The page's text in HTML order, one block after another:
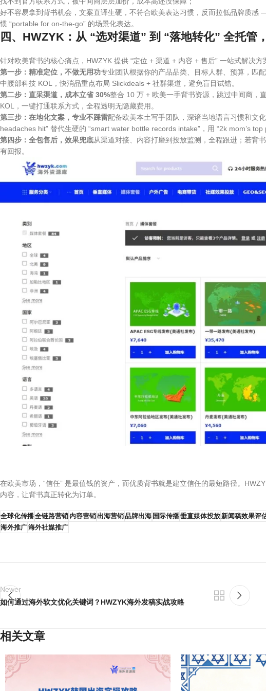
好不容易拿到背书机会，文案直译生硬，不符合欧美表达习惯，反而拉低品牌质感
惯 “portable for on-the-go” 的场景化表达。
四、HWZYK：从 “选对渠道” 到 “落地转化” 全托管
针对欧美背书的核心痛点，HWZYK 提供 “定位 + 渠道 + 内容 + 售后” 一站式解决方
第一步：精准定位，不做无用功专业团队根据你的产品品类、目标人群、预算，
中腰部科技 KOL，快消品重点布局 Slickdeals + 社群渠道，避免盲目试错。
第二步：直采渠道，成本立省 30%整合 10 万 + 欧美一手背书资源，跳过中间商，
KOL，一键打通联系方式，全程透明无隐藏费用。
第三步：在地化文案，专业不踩雷配备欧美本土写手团队，深谙当地语言习惯和
headaches hit” 替代生硬的 “smart water bottle records intake”，用 “2k mom’s top
第四步：全包售后，效果兜底从渠道对接、内容打磨到投放监测，全程跟进；若背
有回报。
在欧美市场，“信任” 是最值钱的资产，而优质背书就是建立信任的最短路径。
内容，让背书真正转化为订单。
全球化传播全链路营销内容营销出海营销品牌出海国际传播垂直媒体投放新闻稿效果评
海外推广海外社媒推广
Newer
如何通过海外软文优化关键词？HWZYK海外发稿实战攻略
相关文章